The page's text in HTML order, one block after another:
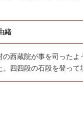
緒
西蔵院が事を司った
四四段の石段を登って